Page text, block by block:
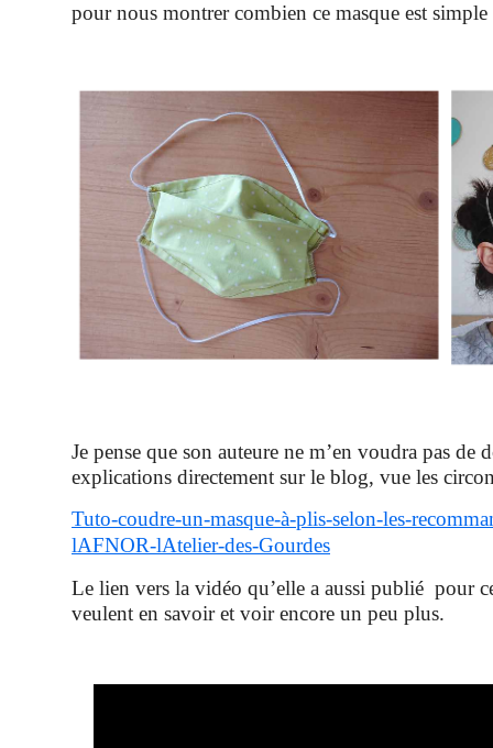
pour nous montrer combien ce masque est simple
Je pense que son auteure ne m’en voudra pas de
explications directement sur le blog, vue les
Tuto-coudre-un-masque-à-plis-selon-les-
lAFNOR-lAtelier-des-Gourdes
Le lien vers la vidéo qu’elle a aussi publié pour
veulent en savoir et voir encore un peu plus.